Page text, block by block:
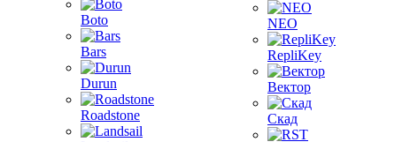
Boto
Bars
Durun
Roadstone
NEO
RepliKey
Вектор
Скад